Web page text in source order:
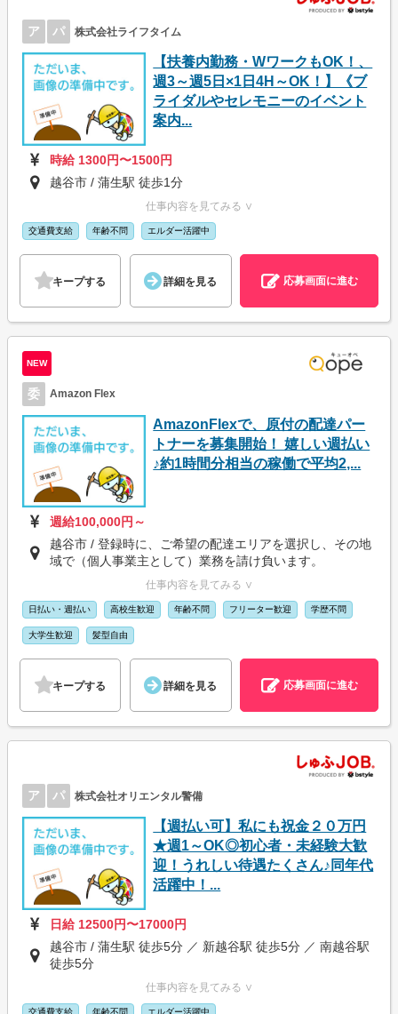
ア パ 株式会社ライフタイム
【扶養内勤務・WワークもOK！、
週3～週5日×1日4H～OK！】《ブ
ライダルやセレモニーのイベント
案内...
時給 1300円〜1500円
越谷市 / 蒲生駅 徒歩1分
仕事内容を見てみる ∨
交通費支給 年齢不問 エルダー活躍中
キープする 詳細を見る 応募画面に進む
NEW
委 Amazon Flex
AmazonFlexで、原付の配達パー
トナーを募集開始！ 嬉しい週払い
♪約1時間分相当の稼働で平均2,...
週給100,000円～
越谷市 / 登録時に、ご希望の配達エリアを選択し、その地
域で（個人事業主として）業務を請け負います。
仕事内容を見てみる ∨
日払い・週払い 高校生歓迎 年齢不問 フリーター歓迎 学歴不問
大学生歓迎 髪型自由
キープする 詳細を見る 応募画面に進む
ア パ 株式会社オリエンタル警備
【週払い可】私にも祝金２０万円
★週1～OK◎初心者・未経験大歓
迎！うれしい待遇たくさん♪同年代
活躍中！...
日給 12500円〜17000円
越谷市 / 蒲生駅 徒歩5分 ／ 新越谷駅 徒歩5分 ／ 南越谷駅
徒歩5分
仕事内容を見てみる ∨
交通費支給 年齢不問 エルダー活躍中